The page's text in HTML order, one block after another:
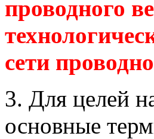
проводного
сети
3. Для целей
основные